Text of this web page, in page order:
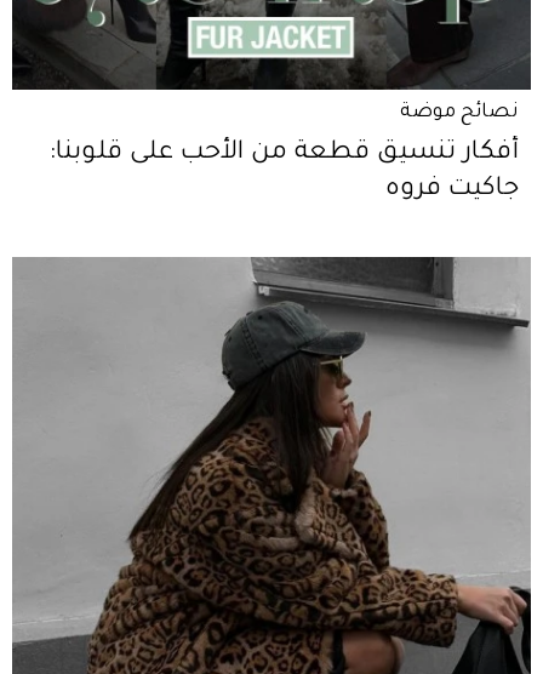
نصائح موضة
أفكار تنسيق قطعة من الأحب على قلوبنا:
جاكيت فروه